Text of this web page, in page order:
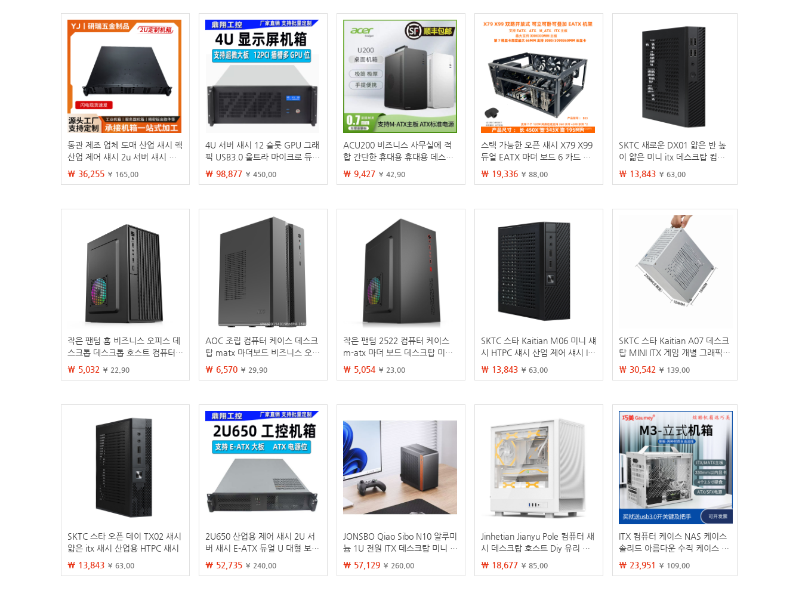
동관 제조 업체 도매 산업 섀시 랙
산업 제어 섀시 2u 서버 섀시 스
토리지 섀시 카드
₩ 36,255 ¥ 165.00
4U 서버 섀시 12 슬롯 GPU 그래
픽 USB3.0 울트라 마이크로 듀얼
마더 보드 딥 러닝 인공 지능 AI
₩ 98,877 ¥ 450.00
ACU200 비즈니스 사무실에 적
합 간단한 휴대용 휴대용 데스크
탑 컴퓨터 소형 섀시 M-ATX 컴
퓨터 메인
₩ 9,427 ¥ 42.90
스택 가능한 오픈 섀시 X79 X99
듀얼 EATX 마더 보드 6 카드 보
유 거짓말 3090 비디오 카드 보
유
₩ 19,336 ¥ 88.00
SKTC 새로운 DX01 얇은 반 높
이 얇은 미니 itx 데스크탑 컴퓨
터 미니 케이스를 걸 수 있습니
다 VESA
₩ 13,843 ¥ 63.00
작은 팬텀 홈 비즈니스 오피스 데
스크톱 데스크톱 호스트 컴퓨터
섀시 itx 미니 작은 섀시 matx
₩ 5,032 ¥ 22.90
AOC 조립 컴퓨터 케이스 데스크
탑 matx 마더보드 비즈니스 오피
스 MINI 미니 소형 케이스 itx 쉘
₩ 6,570 ¥ 29.90
작은 팬텀 2522 컴퓨터 케이스
m-atx 마더 보드 데스크탑 미니
어셈블리 호스트 diy 사무실 인클
로저
₩ 5,054 ¥ 23.00
SKTC 스타 Kaitian M06 미니 섀
시 HTPC 섀시 산업 제어 섀시 IT
X 마더 보드 섀시
₩ 13,843 ¥ 63.00
SKTC 스타 Kaitian A07 데스크
탑 MINI ITX 게임 개별 그래픽
카드 모든 알루미늄 섀시는 소형
1U 전원 공급 장치를 지원합니
₩ 30,542 ¥ 139.00
SKTC 스타 오픈 데이 TX02 섀시
얇은 itx 섀시 산업용 HTPC 섀시
₩ 13,843 ¥ 63.00
2U650 산업용 제어 섀시 2U 서
버 섀시 E-ATX 듀얼 U 대형 보드
ATX 대형 전원 공급 장치 8 하드
디스크 비트
₩ 52,735 ¥ 240.00
JONSBO Qiao Sibo N10 알루미
늄 1U 전원 ITX 데스크탑 미니 N
V10 컴퓨터 섀시
₩ 57,129 ¥ 260.00
Jinhetian Jianyu Pole 컴퓨터 섀
시 데스크탑 호스트 Diy 유리 측
면 투명 MATX 화이트 워터 냉각
섀시
₩ 18,677 ¥ 85.00
ITX 컴퓨터 케이스 NAS 케이스
솔리드 아름다운 수직 케이스 소
형 미니 호스트 휴대용 케이스
matx 휴대용 케이스
₩ 23,951 ¥ 109.00